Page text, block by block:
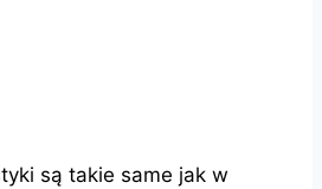
są takie same jak w